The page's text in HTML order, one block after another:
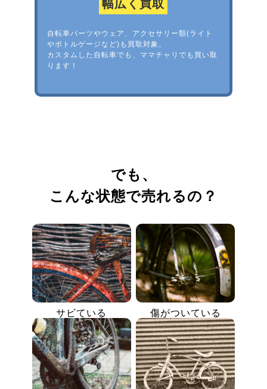
幅広く買取
自転車パーツやウェア、アクセサリー類(ライト
やボトルゲージなど)も買取対象。
カスタムした自転車でも、ママチャリでも買い取
ります！
でも、
こんな状態で売れるの？
サビている 傷がついている